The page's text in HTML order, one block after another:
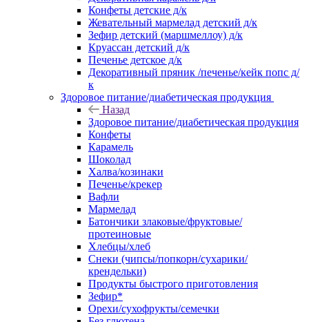
Конфеты детские д/к
Жевательный мармелад детский д/к
Зефир детский (маршмеллоу) д/к
Круассан детский д/к
Печенье детское д/к
Декоративный пряник /печенье/кейк попс д/
к
Здоровое питание/диабетическая продукция
Назад
Здоровое питание/диабетическая продукция
Конфеты
Карамель
Шоколад
Халва/козинаки
Печенье/крекер
Вафли
Мармелад
Батончики злаковые/фруктовые/
протеиновые
Хлебцы/хлеб
Снеки (чипсы/попкорн/сухарики/
крендельки)
Продукты быстрого приготовления
Зефир*
Орехи/сухофрукты/семечки